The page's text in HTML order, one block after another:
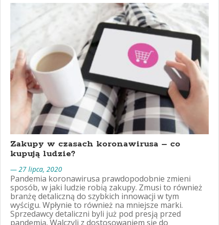
Zakupy w czasach koronawirusa – co
kupują ludzie?
— 27 lipca, 2020
Pandemia koronawirusa prawdopodobnie zmieni
sposób, w jaki ludzie robią zakupy. Zmusi to również
branżę detaliczną do szybkich innowacji w tym
wyścigu. Wpłynie to również na mniejsze marki.
Sprzedawcy detaliczni byli już pod presją przed
pandemią. Walczyli z dostosowaniem się do